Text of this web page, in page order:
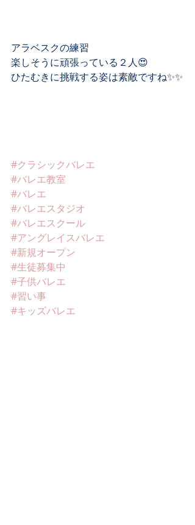
アラベスクの練習
楽しそうに頑張っている２人😍
ひたむきに挑戦する姿は素敵ですね✨✨
#クラシックバレエ
#バレエ教室
#バレエ
#バレエスタジオ
#バレエスクール
#アングレイスバレエ
#新規オープン
#生徒募集中
#子供バレエ
#習い事
#キッズバレエ